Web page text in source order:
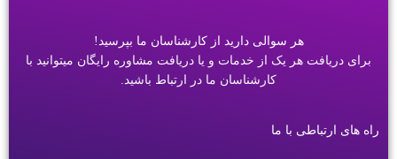
هر سوالی دارید از کارشناسان ما بپرسید!
برای دریافت هر یک از خدمات و یا دریافت مشاوره رایگان میتوانید با
کارشناسان ما در ارتباط باشید.
راه های ارتباطی با ما